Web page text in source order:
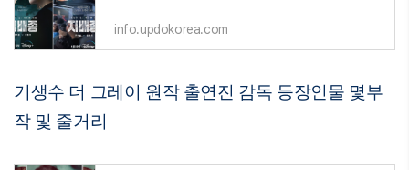
info.updokorea.com
기생수 더 그레이 원작 출연진 감독 등장인물 몇부
작 및 줄거리